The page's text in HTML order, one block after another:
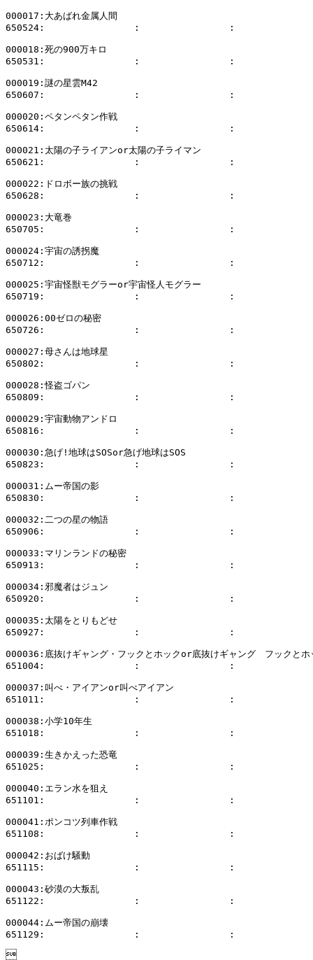
000017:大あばれ金属人間
650524:                :                :
000018:死の900万キロ
650531:                :                :
000019:謎の星雲M42
650607:                :                :
000020:ペタンペタン作戦
650614:                :                :
000021:太陽の子ライアンor太陽の子ライマン
650621:                :                :
000022:ドロボー族の挑戦
650628:                :                :
000023:大竜巻
650705:                :                :
000024:宇宙の誘拐魔
650712:                :                :
000025:宇宙怪獣モグラーor宇宙怪人モグラー
650719:                :                :
000026:00ゼロの秘密
650726:                :                :
000027:母さんは地球星
650802:                :                :
000028:怪盗ゴパン
650809:                :                :
000029:宇宙動物アンドロ
650816:                :                :
000030:急げ!地球はSOSor急げ地球はSOS
650823:                :                :
000031:ムー帝国の影
650830:                :                :
000032:二つの星の物語
650906:                :                :
000033:マリンランドの秘密
650913:                :                :
000034:邪魔者はジュン
650920:                :                :
000035:太陽をとりもどせ
650927:                :                :
000036:底抜けギャング・フックとホックor底抜けギャング　フックとホ
651004:                :                :
000037:叫べ・アイアンor叫べアイアン
651011:                :                :
000038:小学10年生
651018:                :                :
000039:生きかえった恐竜
651025:                :                :
000040:エラン水を狙え
651101:                :                :
000041:ポンコツ列車作戦
651108:                :                :
000042:おばけ騒動
651115:                :                :
000043:砂漠の大叛乱
651122:                :                :
000044:ムー帝国の崩壊
